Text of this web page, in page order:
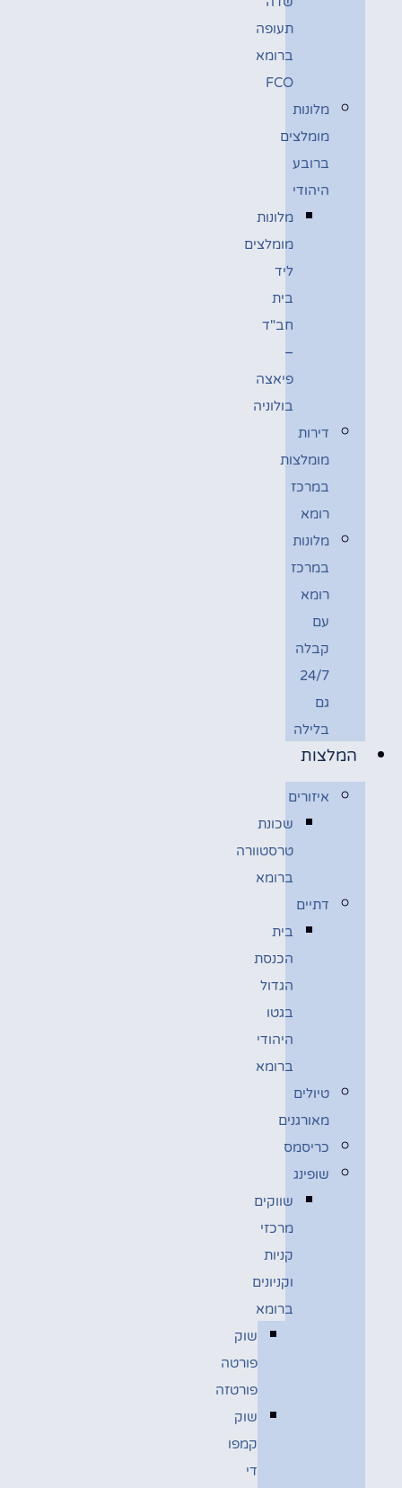
תעופה
ברומא
FCO
מלונות
מומלצים
ברובע
היהודי
מלונות
מומלצים
ליד
בית
חב"ד
–
פיאצה
בולוניה
דירות
מומלצות
במרכז
רומא
מלונות
במרכז
רומא
עם
קבלה
24/7
גם
בלילה
המלצות
איזורים
שכונת
טרסטוורה
ברומא
דתיים
בית
הכנסת
הגדול
בגטו
היהודי
ברומא
טיולים
מאורגנים
כריסמס
שופינג
שווקים
מרכזי
קניות
וקניונים
ברומא
שוק
פורטה
פורטזה
שוק
קמפו
די